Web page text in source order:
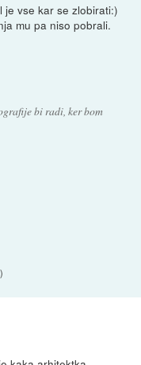
je vse kar se zlobirati:)
mu pa niso pobrali.
bi radi, ker bom
)